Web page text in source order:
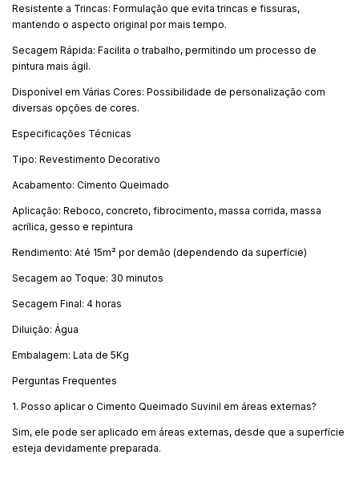
Resistente a Trincas: Formulação que evita trincas e fissuras,
mantendo o aspecto original por mais tempo.
Secagem Rápida: Facilita o trabalho, permitindo um processo de
pintura mais ágil.
Disponível em Várias Cores: Possibilidade de personalização com
diversas opções de cores.
Especificações Técnicas
Tipo: Revestimento Decorativo
Acabamento: Cimento Queimado
Aplicação: Reboco, concreto, fibrocimento, massa corrida, massa
acrílica, gesso e repintura
Rendimento: Até 15m² por demão (dependendo da superfície)
Secagem ao Toque: 30 minutos
Secagem Final: 4 horas
Diluição: Água
Embalagem: Lata de 5Kg
Perguntas Frequentes
1. Posso aplicar o Cimento Queimado Suvinil em áreas externas?
Sim, ele pode ser aplicado em áreas externas, desde que a superfície
esteja devidamente preparada.